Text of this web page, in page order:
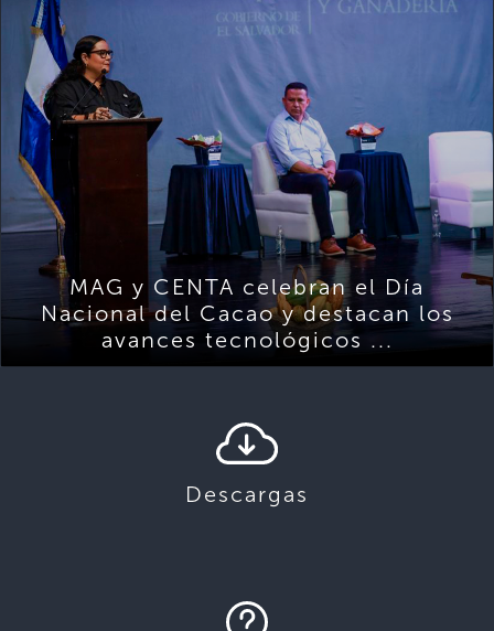
MAG y CENTA celebran el Día
Nacional del Cacao y destacan los
avances tecnológicos ...
Descargas